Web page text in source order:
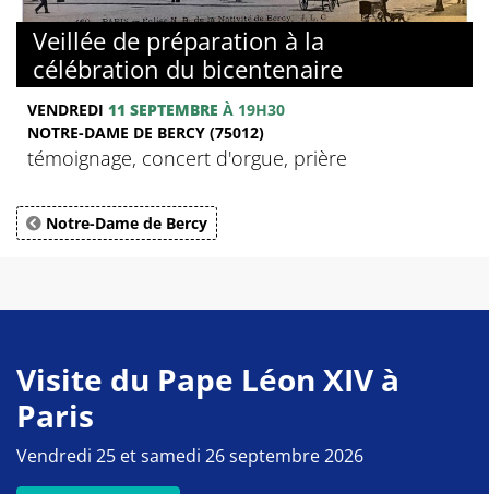
Veillée de préparation à la
célébration du bicentenaire
VENDREDI 11 SEPTEMBRE À 19H30
NOTRE-DAME DE BERCY (75012)
témoignage, concert d'orgue, prière
Notre-Dame de Bercy
Visite du Pape Léon XIV à
Paris
Vendredi 25 et samedi 26 septembre 2026